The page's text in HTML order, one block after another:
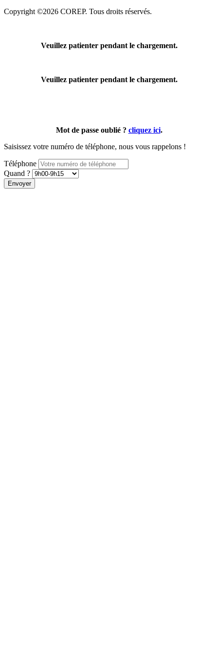
Copyright ©2026 COREP. Tous droits réservés.
Veuillez patienter pendant le chargement.
Veuillez patienter pendant le chargement.
Mot de passe oublié ? cliquez ici.
Saisissez votre numéro de téléphone, nous vous rappelons !
Téléphone
Quand ?
Envoyer